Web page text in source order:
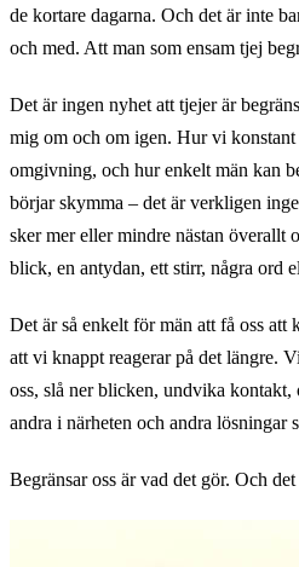
de kortare dagarna. Och det är inte
och med. Att man som ensam tjej
Det är ingen nyhet att tjejer är
mig om och om igen. Hur vi
omgivning, och hur enkelt män kan
börjar skymma – det är verkligen
sker mer eller mindre nästan överallt
blick, en antydan, ett stirr, några ord
Det är så enkelt för män att få oss att
att vi knappt reagerar på det längre.
oss, slå ner blicken, undvika kontakt,
andra i närheten och andra lösningar
Begränsar oss är vad det gör. Och det